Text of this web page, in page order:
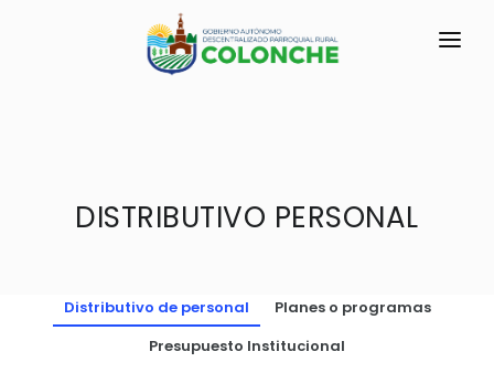
RESEÑA HISTÓRICA
Símbolos Cívicos
GESTIÓN Y PRESUPUESTO
GESTIÓN INSTITUCIONAL
MECANISMOS DE PARTICIPACIÓN
DISTRIBUTIVO PERSONAL
Distributivo de personal
Planes o programas
Presupuesto Institucional